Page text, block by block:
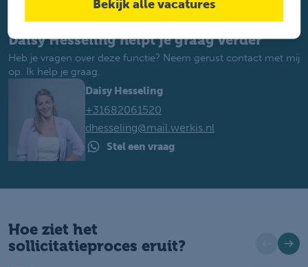
Bekijk alle vacatures
Daisy Hesseling helpt je graag verder
Heb je vragen over deze functie? Neem gerust contact met mij
op. Ik help je graag.
Daisy Hesseling
+31682061520
dhesseling@mail.werkis.nl
Stel een vraag
Hoe ziet het
sollicitatieproces eruit?